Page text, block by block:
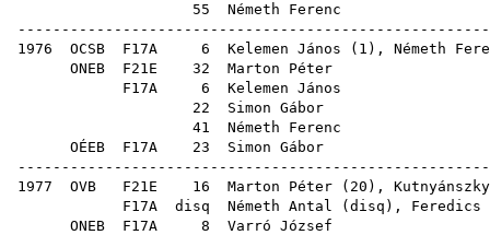
55
Németh Ferenc
1976 OCSB F17A 6 Kelemen János ( 1 ), Németh
ONEB F21E 32
Marton Péter
F17A 6
Kelemen János
22
Simon Gábor
41
Németh Ferenc
OÉEB F17A 23
Simon Gábor
1977 OVB F21E 16 Marton Péter ( 20 ),
F17A disq Németh Antal ( disq ), Feredics
ONEB F17A 8
Varró József